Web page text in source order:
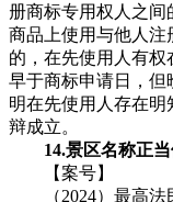
册商标专用权人之间
商品上使用与他人注
的，在先使用人有权
早于商标申请日，但
明在先使用人存在
辩成立。
14.景区名称正
【案号】
（2024）最高法